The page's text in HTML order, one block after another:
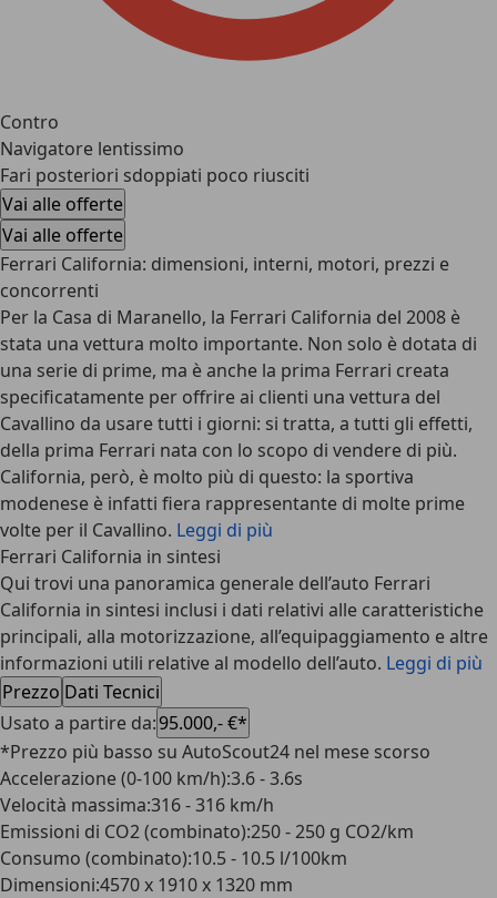
Contro
Navigatore lentissimo
Fari posteriori sdoppiati poco riusciti
Vai alle offerte
Vai alle offerte
Ferrari California: dimensioni, interni, motori, prezzi e
concorrenti
Per la Casa di Maranello, la Ferrari California del 2008 è
stata una vettura molto importante. Non solo è dotata di
una serie di prime, ma è anche la prima Ferrari creata
specificatamente per offrire ai clienti una vettura del
Cavallino da usare tutti i giorni: si tratta, a tutti gli effetti,
della prima Ferrari nata con lo scopo di vendere di più.
California, però, è molto più di questo: la sportiva
modenese è infatti fiera rappresentante di molte prime
volte per il Cavallino. Leggi di più
Ferrari California in sintesi
Qui trovi una panoramica generale dell’auto Ferrari
California in sintesi inclusi i dati relativi alle caratteristiche
principali, alla motorizzazione, all’equipaggiamento e altre
informazioni utili relative al modello dell’auto. Leggi di più
Prezzo Dati Tecnici
Usato a partire da:95.000,- €*
*Prezzo più basso su AutoScout24 nel mese scorso
Accelerazione (0-100 km/h):3.6 - 3.6s
Velocità massima:316 - 316 km/h
Emissioni di CO2 (combinato):250 - 250 g CO2/km
Consumo (combinato):10.5 - 10.5 l/100km
Dimensioni:4570 x 1910 x 1320 mm